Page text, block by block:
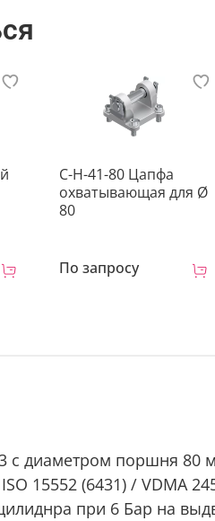
C-H-41-80 Цапфа
охватывающая для Ø
80
По запросу
с диаметром поршня
15552 (6431) / VDMA
при 6 Бар на